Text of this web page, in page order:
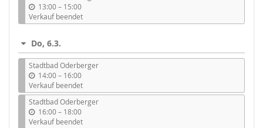
13:00–b
i
s
15:00
Verkauf beendet
Do, 6.3.
Stadtbad Oderberger
14:00–b
i
s
16:00
Verkauf beendet
Stadtbad Oderberger
16:00–b
i
18:00
Verkauf beendet